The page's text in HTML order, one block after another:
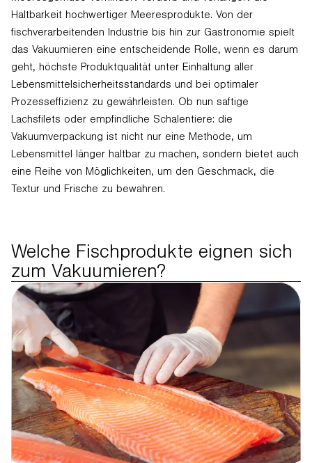
Haltbarkeit hochwertiger Meeresprodukte. Von der
fischverarbeitenden Industrie bis hin zur Gastronomie spielt
das Vakuumieren eine entscheidende Rolle, wenn es darum
geht, höchste Produktqualität unter Einhaltung aller
Lebensmittelsicherheitsstandards und bei optimaler
Prozesseffizienz zu gewährleisten. Ob nun saftige
Lachsfilets oder empfindliche Schalentiere: die
Vakuumverpackung ist nicht nur eine Methode, um
Lebensmittel länger haltbar zu machen, sondern bietet auch
eine Reihe von Möglichkeiten, um den Geschmack, die
Textur und Frische zu bewahren.
Welche Fischprodukte eignen sich
zum Vakuumieren?